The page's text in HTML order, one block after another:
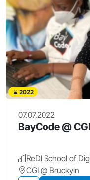
2022
07.07.2022
BayCode @ CGI
CGI @ Bruckyln